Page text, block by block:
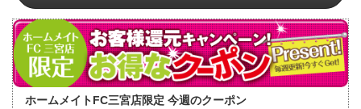
ホームメイトFC三宮店限定 今週のクーポン